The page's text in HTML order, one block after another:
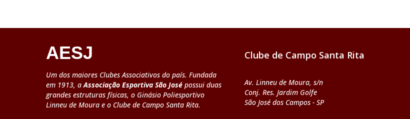
AESJ
Um dos maiores Clubes Associativos do país. Fundada
em 1913, aAssociação Esportiva São José possui duas
grandes estruturas físicas, o Ginásio Poliesportivo
Linneu de Moura e o Clube de Campo Santa Rita.
Clube de Campo Santa Rita
Av. Linneu de Moura, s/n
Conj. Res. Jardim Golfe
São José dos Campos - SP